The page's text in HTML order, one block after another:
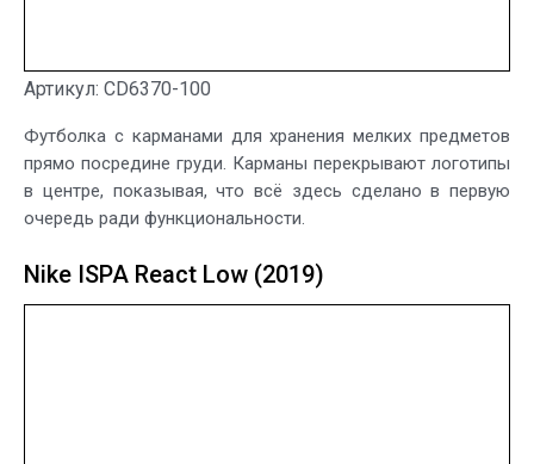
Артикул: CD6370-100
Футболка с карманами для хранения мелких предметов
прямо посредине груди. Карманы перекрывают логотипы
в центре, показывая, что всё здесь сделано в первую
очередь ради функциональности.
Nike ISPA React Low (2019)